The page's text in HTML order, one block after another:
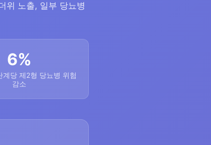
위 노출, 일부 당뇨병
6%
계당 제2형 당뇨병 위험
감소